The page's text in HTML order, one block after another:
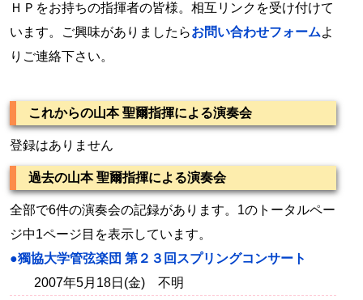
ＨＰをお持ちの指揮者の皆様。相互リンクを受け付けて
います。ご興味がありましたらお問い合わせフォームよ
りご連絡下さい。
これからの山本 聖爾指揮による演奏会
登録はありません
過去の山本 聖爾指揮による演奏会
全部で6件の演奏会の記録があります。1のトータルペー
ジ中1ページ目を表示しています。
●獨協大学管弦楽団 第２３回スプリングコンサート
2007年5月18日(金) 不明